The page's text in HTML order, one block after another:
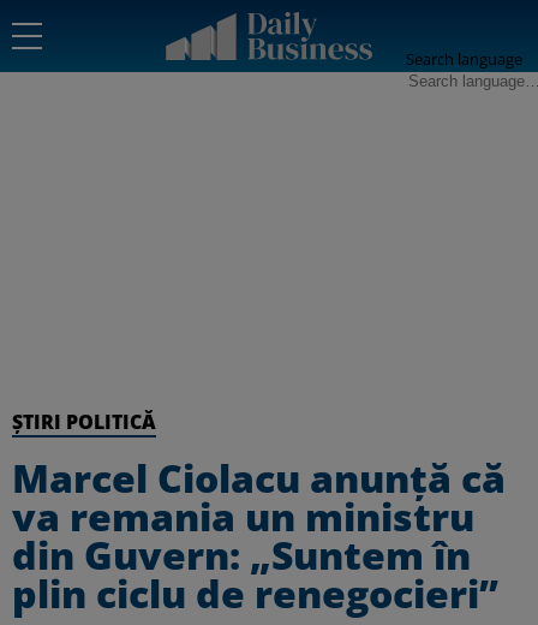
Search language
ȘTIRI POLITICĂ
Marcel Ciolacu anunță că
va remania un ministru
din Guvern: „Suntem în
plin ciclu de renegocieri”